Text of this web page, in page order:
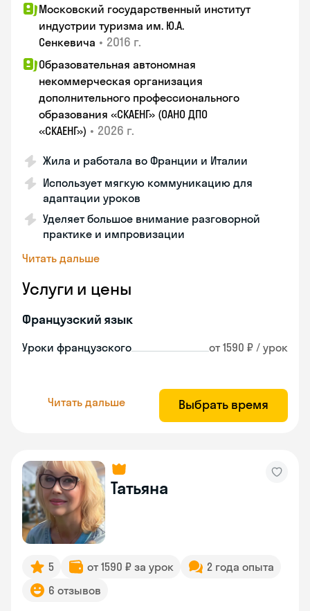
Московский государственный институт
индустрии туризма им. Ю.А.
Сенкевича • 2016 г.
Образовательная автономная
некоммерческая организация
дополнительного профессионального
образования «СКАЕНГ» (ОАНО ДПО
«СКАЕНГ») • 2026 г.
Жила и работала во Франции и Италии
Использует мягкую коммуникацию для
адаптации уроков
Уделяет большое внимание разговорной
практике и импровизации
Читать дальше
Услуги и цены
Французский язык
Уроки французского от 1590 ₽ / урок
Читать дальше Выбрать время
Татьяна
5 от 1590 ₽ за урок
2 года опыта
6 отзывов